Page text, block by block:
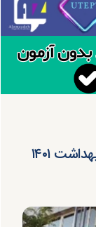
لغو مصاحبه کارشناسی ارشد وزارت بهداشت ۱۴۰۱